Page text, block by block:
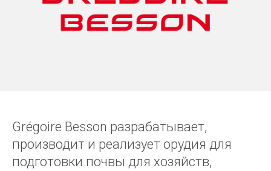
Grégoire Besson разрабатывает,
производит и реализует орудия для
подготовки почвы для хозяйств,